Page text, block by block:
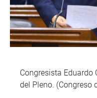
Congresista Eduardo
del Pleno. (Congreso